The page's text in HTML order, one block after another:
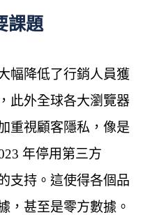
課題
幅降低了行銷人員獲
此外全球各大瀏覽器
重視顧客隱私，像是
年停用第三方
支持。這使得各個品
，甚至是零方數據。